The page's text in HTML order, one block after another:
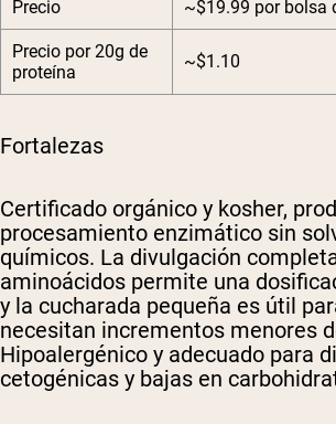
Precio ~$19.99 por bolsa
Precio por 20g de
proteína
~$1.10
Fortalezas
Certificado orgánico y kosher,
procesamiento enzimático sin
químicos. La divulgación
aminoácidos permite una
y la cucharada pequeña es útil
necesitan incrementos menores
Hipoalergénico y adecuado para
cetogénicas y bajas en